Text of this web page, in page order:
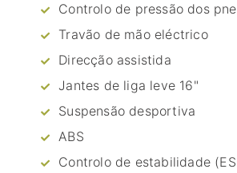
Controlo de pressão dos
Travão de mão eléctrico
Direcção assistida
Jantes de liga leve 16"
Suspensão desportiva
ABS
Controlo de estabilidade